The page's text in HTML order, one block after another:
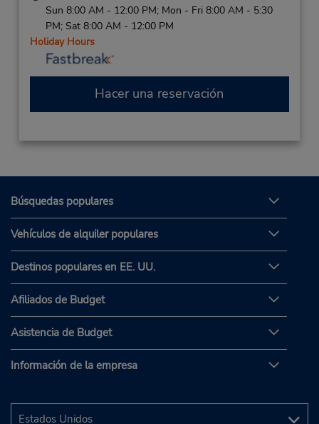
Sun 8:00 AM - 12:00 PM; Mon - Fri 8:00 AM - 5:30
PM; Sat 8:00 AM - 12:00 PM
Holiday Hours
Hacer una reservación
Búsquedas populares
Vehículos de alquiler populares
Destinos populares en EE. UU.
Afiliados de Budget
Asistencia de Budget
Información de la empresa